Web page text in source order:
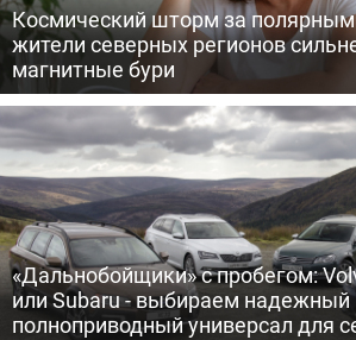
Космический шторм за
жители северных регионов
магнитные бури
«Дальнобойщики» с пробегом:
или Subaru - выбираем надежный
полноприводный универсал для